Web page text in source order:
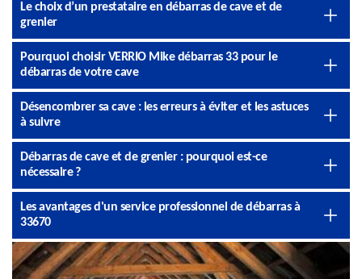
Le choix d’un prestataire en débarras de cave et de
grenier
Pourquoi choisir VERRIO Mike débarras 33 pour le
débarras de votre cave
Désencombrer sa cave : les erreurs à éviter et les astuces
à suivre
Débarras de cave et de grenier : pourquoi est-ce
nécessaire ?
Les avantages d'un service professionnel de débarras à
33670